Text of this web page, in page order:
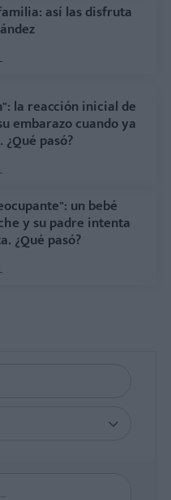
así las disfruta
la reacción inicial de
embarazo cuando ya
pasó?
un bebé
y su padre intenta
¿Qué pasó?